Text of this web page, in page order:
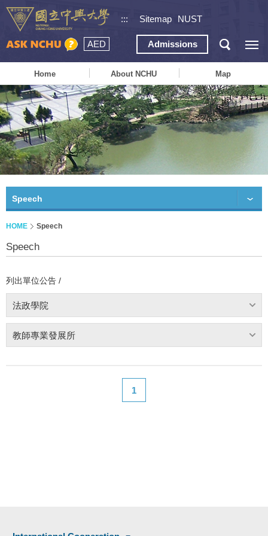
::: Sitemap NUST
AED Admissions
Home About NCHU Map
Speech
HOME Speech
Speech
列出單位公告 /
法政學院
教師專業發展所
1